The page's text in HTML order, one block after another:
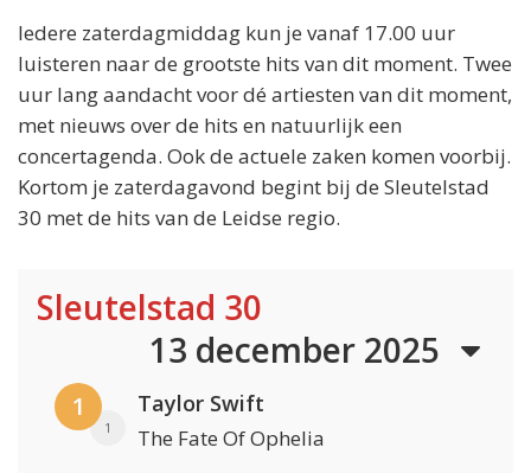
Iedere zaterdagmiddag kun je vanaf 17.00 uur
luisteren naar de grootste hits van dit moment. Twee
uur lang aandacht voor dé artiesten van dit moment,
met nieuws over de hits en natuurlijk een
concertagenda. Ook de actuele zaken komen voorbij.
Kortom je zaterdagavond begint bij de Sleutelstad
30 met de hits van de Leidse regio.
Sleutelstad 30
13 december 2025
1
1
Taylor Swift
The Fate Of Ophelia